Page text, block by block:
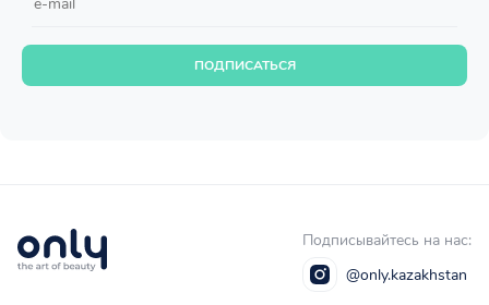
ПОДПИСАТЬСЯ
Подписывайтесь на нас:
@only.kazakhstan